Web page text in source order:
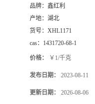
品牌： 鑫红利
产地： 湖北
货号： XHL1171
cas： 1431720-68-1
价格： ￥1/千克
发布日期： 2023-08-11
更新日期： 2026-08-06